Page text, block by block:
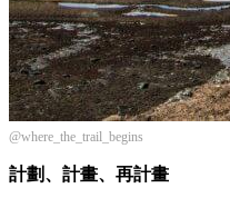
@where_the_trail_begins
計劃、計畫、再計畫